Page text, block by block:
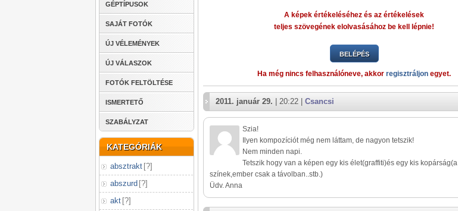
GÉPTÍPUSOK
SAJÁT FOTÓK
ÚJ VÉLEMÉNYEK
ÚJ VÁLASZOK
FOTÓK FELTÖLTÉSE
ISMERTETŐ
SZABÁLYZAT
KATEGÓRIÁK
absztrakt [?]
abszurd [?]
akt [?]
A képek értékeléséhez és az értékelések
teljes szövegének elolvasásához be kell lépnie!
BELÉPÉS
Ha még nincs felhasználóneve, akkor regisztráljon egyet.
2011. január 29. | 20:22 | Csancsi
Szia!
Ilyen kompozíciót még nem láttam, de nagyon tetszik!
Nem minden napi.
Tetszik hogy van a képen egy kis élet(graffiti)és egy kis kopárság(a
színek,ember csak a távolban..stb.)
Üdv. Anna